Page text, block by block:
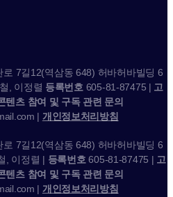
로 7길12(역삼동 648) 허바허바빌딩 6
, 이정렬 등록번호 605-81-87475 | 고
텐츠 참여 및 구독 관련 문의
| 개인정보처리방침
로 7길12(역삼동 648) 허바허바빌딩 6
, 이정렬 | 등록번호 605-81-87475 | 고
텐츠 참여 및 구독 관련 문의
| 개인정보처리방침